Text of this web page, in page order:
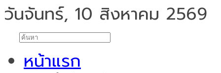
วันจันทร์, 10 สิงหาคม 2569
หน้าแรก